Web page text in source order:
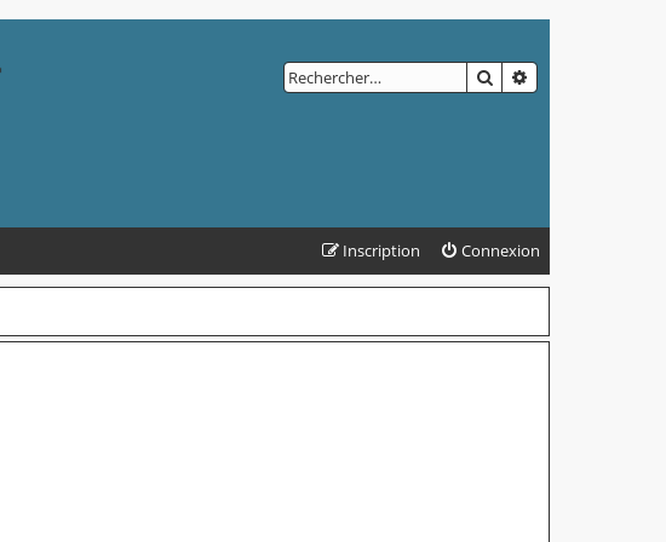
RECHERCHER
Connexion
Inscription